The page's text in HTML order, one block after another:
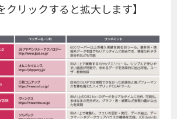
リックすると拡大します】